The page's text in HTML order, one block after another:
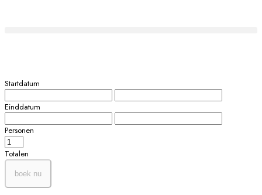
Startdatum
Einddatum
Personen
Totalen
boek nu